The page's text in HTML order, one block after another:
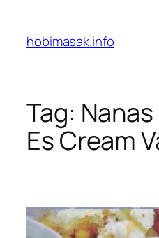
content
hobimasak.info
Tag:
Es Cream